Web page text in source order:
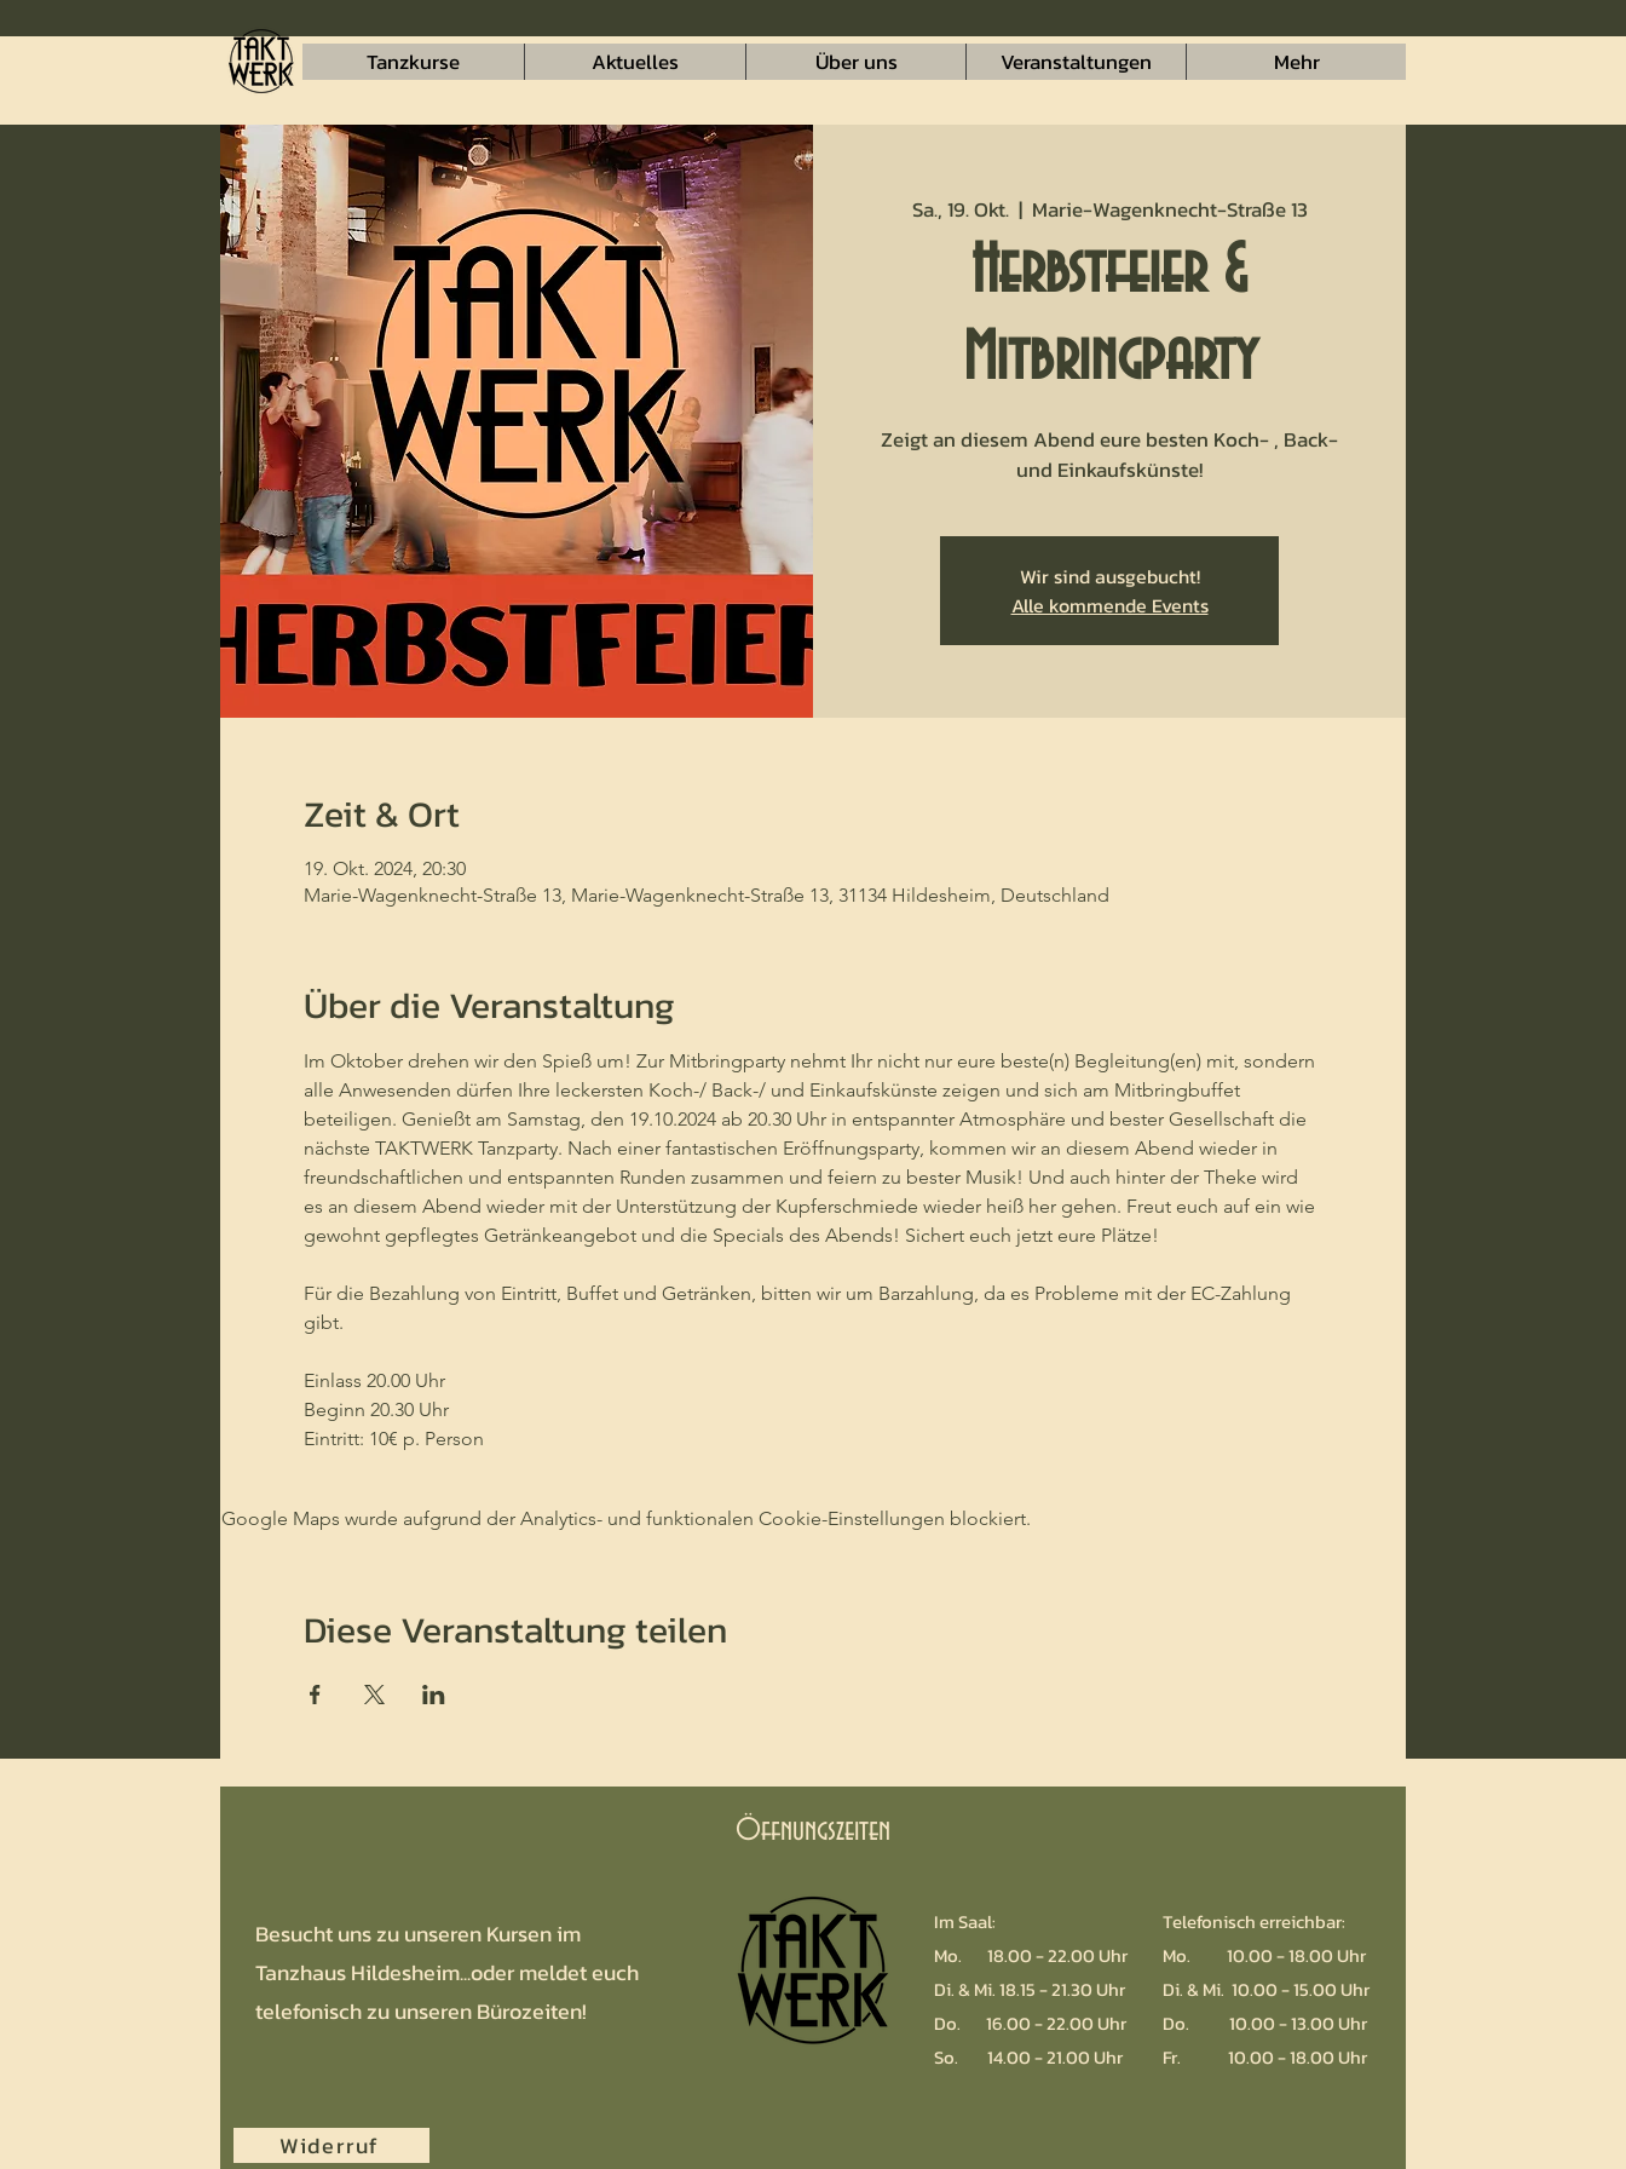
Tanzkurse Aktuelles Über uns Veranstaltungen Mehr
Sa., 19. Okt.
  |
Marie-Wagenknecht-Straße 13
Herbstfeier &
Mitbringparty
Zeigt an diesem Abend eure besten Koch- , Back-
und Einkaufskünste!
Wir sind ausgebucht!
Alle kommende Events
Zeit & Ort
19. Okt. 2024, 20:30
Marie-Wagenknecht-Straße 13, Marie-Wagenknecht-Straße 13, 31134 Hildesheim, Deutschland
Über die Veranstaltung
Im Oktober drehen wir den Spieß um! Zur Mitbringparty nehmt Ihr nicht nur eure beste(n) Begleitung(en) mit, sondern
alle Anwesenden dürfen Ihre leckersten Koch-/ Back-/ und Einkaufskünste zeigen und sich am Mitbringbuffet
beteiligen. Genießt am Samstag, den 19.10.2024 ab 20.30 Uhr in entspannter Atmosphäre und bester Gesellschaft die
nächste TAKTWERK Tanzparty. Nach einer fantastischen Eröffnungsparty, kommen wir an diesem Abend wieder in
freundschaftlichen und entspannten Runden zusammen und feiern zu bester Musik! Und auch hinter der Theke wird
es an diesem Abend wieder mit der Unterstützung der Kupferschmiede wieder heiß her gehen. Freut euch auf ein wie
gewohnt gepflegtes Getränkeangebot und die Specials des Abends! Sichert euch jetzt eure Plätze!
Für die Bezahlung von Eintritt, Buffet und Getränken, bitten wir um Barzahlung, da es Probleme mit der EC-Zahlung
gibt.
Einlass 20.00 Uhr
Beginn 20.30 Uhr
Eintritt: 10€ p. Person
Google Maps wurde aufgrund der Analytics- und funktionalen Cookie-Einstellungen blockiert.
Diese Veranstaltung teilen
Öffnungszeiten
Besucht uns zu unseren Kursen im
Tanzhaus Hildesheim...oder meldet euch
telefonisch zu unseren Bürozeiten!
Im Saal:
Mo. 18.00 - 22.00 Uhr
Di. & Mi. 18.15 - 21.30 Uhr
Do. 16.00 - 22.00 Uhr
So. 14.00 - 21.00 Uhr
Telefonisch erreichbar:
Mo. 10.00 - 18.00 Uhr
Di. & Mi. 10.00 - 15.00 Uhr
Do. 10.00 - 13.00 Uhr
Fr. 10.00 - 18.00 Uhr
Widerruf